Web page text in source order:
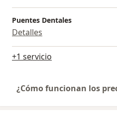
Puentes Dentales
Detalles
+1 servicio
¿Cómo funcionan los